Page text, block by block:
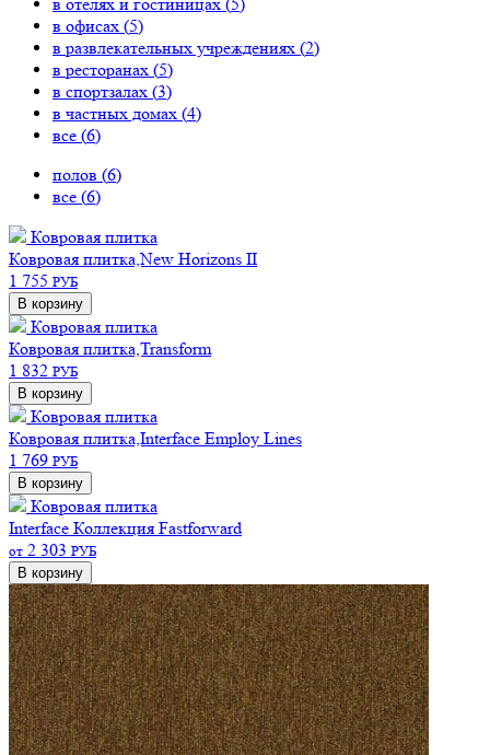
в офисах (5)
в развлекательных учреждениях (2)
в ресторанах (5)
в спортзалах (3)
в частных домах (4)
все (6)
полов (6)
все (6)
Ковровая плитка
Ковровая плитка,New Horizons II
1 755 РУБ
В корзину
Ковровая плитка
Ковровая плитка,Transform
1 832 РУБ
В корзину
Ковровая плитка
Ковровая плитка,Interface Employ Lines
1 769 РУБ
В корзину
Ковровая плитка
Interface Коллекция Fastforward
от 2 303 РУБ
В корзину